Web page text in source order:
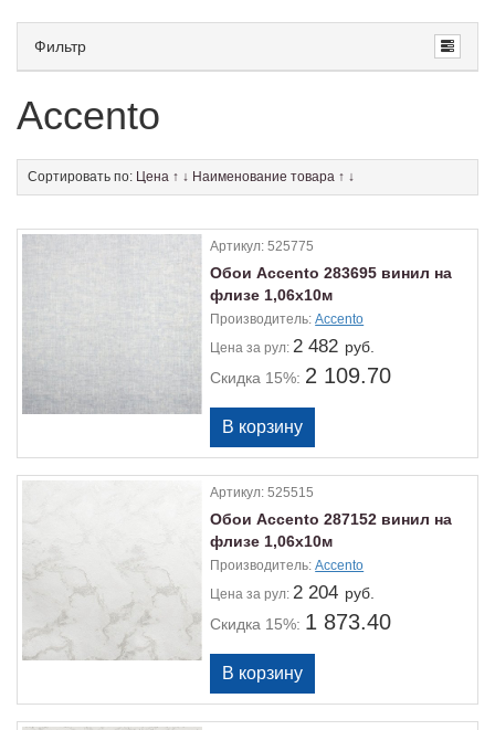
Фильтр
Accento
Сортировать по: Цена ↑ ↓ Наименование товара ↑ ↓
Артикул:525775
Обои Accento 283695 винил на
флизе 1,06х10м
Производитель:Accento
Цена за рул:2 482 руб.
Скидка 15%: 2 109.70
Артикул:525515
Обои Accento 287152 винил на
флизе 1,06х10м
Производитель:Accento
Цена за рул:2 204 руб.
Скидка 15%: 1 873.40